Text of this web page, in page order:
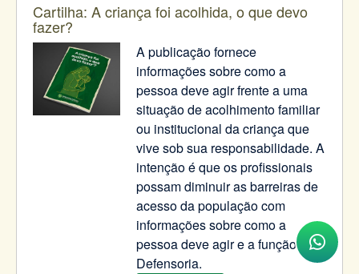
Cartilha: A criança foi acolhida, o que devo
fazer?
A publicação fornece
informações sobre como a
pessoa deve agir frente a uma
situação de acolhimento familiar
ou institucional da criança que
vive sob sua responsabilidade. A
intenção é que os profissionais
possam diminuir as barreiras de
acesso da população com
informações sobre como a
pessoa deve agir e a função da
Defensoria.